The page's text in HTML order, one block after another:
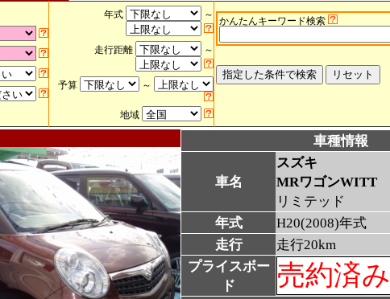
年式 ～
走行距離 ～
予算 ～
地域
かんたんキーワード検索
車種情報
車名
スズキ
MRワゴンWITT
リミテッド
年式
H20(2008)年式
走行
走行20km
プライスボー
ド
売約済み